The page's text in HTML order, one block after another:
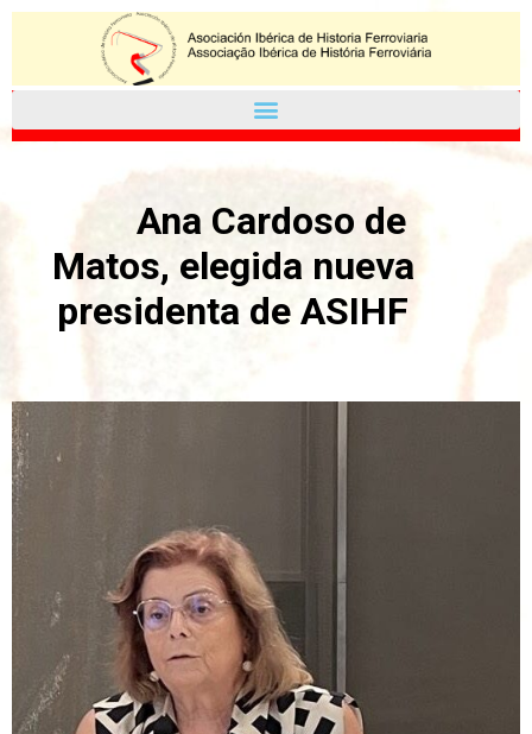
Ana Cardoso de
Matos, elegida nueva
presidenta de ASIHF